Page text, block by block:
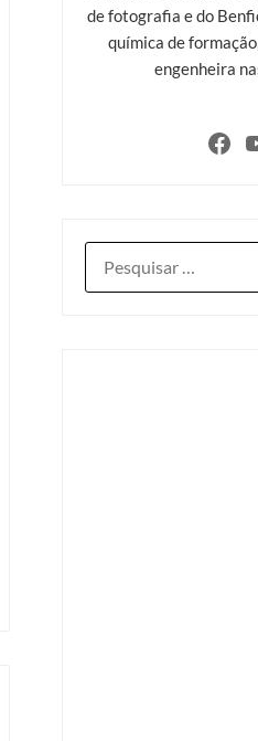
de fotografia e do
química de
engenheira